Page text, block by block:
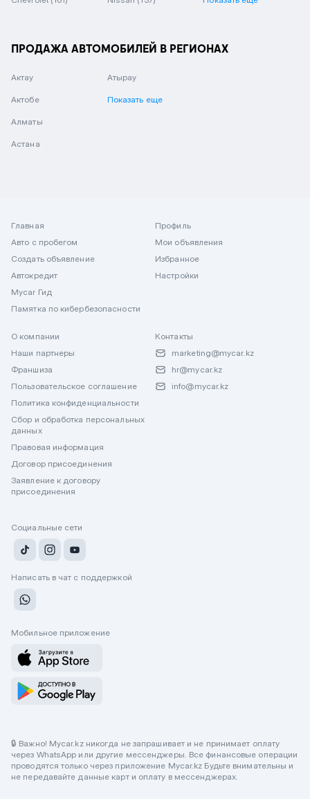
ПРОДАЖА АВТОМОБИЛЕЙ В РЕГИОНАХ
Актау
Актобе
Алматы
Астана
Атырау
Показать еще
Главная
Авто с пробегом
Создать объявление
Автокредит
Mycar Гид
Памятка по кибербезопасности
Профиль
Мои объявления
Избранное
Настройки
О компании
Наши партнеры
Франшиза
Пользовательское соглашение
Политика конфиденциальности
Сбор и обработка персональных
данных
Правовая информация
Договор присоединения
Заявление к договору
присоединения
Контакты
marketing@mycar.kz
hr@mycar.kz
info@mycar.kz
Социальные сети
Написать в чат с поддержкой
Мобильное приложение
🔒 Важно! Mycar.kz никогда не запрашивает и не принимает оплату
через WhatsApp или другие мессенджеры. Все финансовые операции
проводятся только через приложение Mycar.kz Будьте внимательны и
не передавайте данные карт и оплату в мессенджерах.